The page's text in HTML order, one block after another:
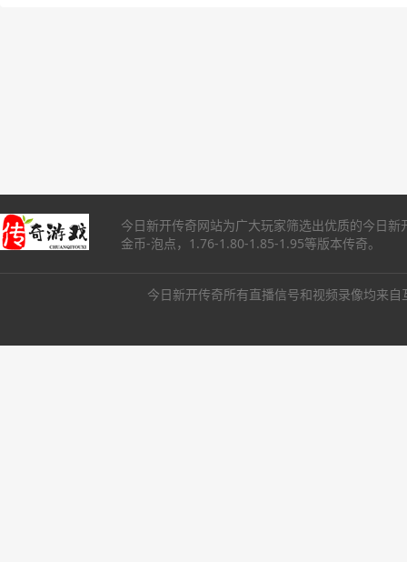
今日新开传奇网站为广大玩家筛选出优质的今日
金币-泡点，1.76-1.80-1.85-1.95等版本传奇。
今日新开传奇所有直播信号和视频录像均来